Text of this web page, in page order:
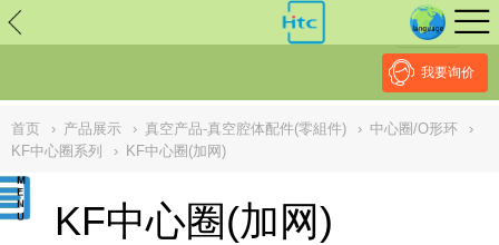
// replaced by scott on 2026/7/20 reason: high risk: Unsafe
Implementation Of Subresource Integrity /**/ // ------------------------------
我要询价
首页 › 产品展示 › 真空产品-真空腔体配件(零組件) › 中心圈/O形环
›
KF中心圈系列
› KF中心圈(加网)
KF中心圈(加网)